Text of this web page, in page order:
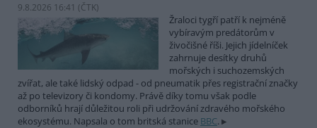
9.8.2026 16:41 (ČTK)
Žraloci tygří patří k nejméně
vybíravým predátorům v
živočišné říši. Jejich jídelníček
zahrnuje desítky druhů
mořských i suchozemských
zvířat, ale také lidský odpad - od pneumatik přes registrační značky
až po televizory či kondomy. Právě díky tomu však podle
odborníků hrají důležitou roli při udržování zdravého mořského
ekosystému. Napsala o tom britská stanice BBC.